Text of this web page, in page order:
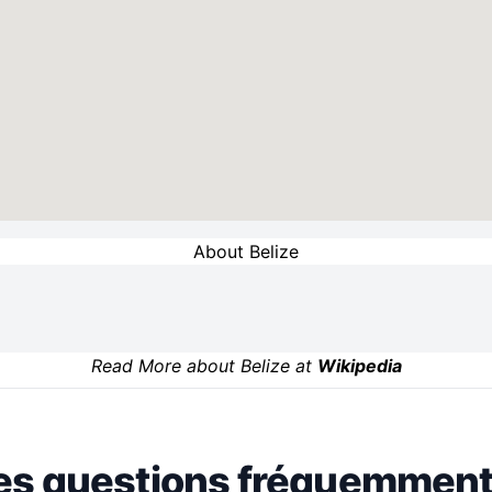
About Belize
Read More about Belize at Wikipedia
questions